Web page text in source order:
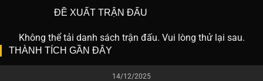
ĐỀ XUẤT TRẬN ĐẤU
Không thể tải danh sách trận đấu. Vui lòng thử lại sau.
THÀNH TÍCH GẦN ĐÂY
14/12/2025